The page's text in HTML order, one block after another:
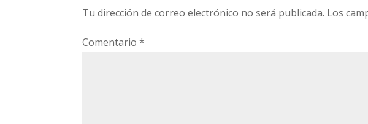
Tu dirección de correo electrónico no será publicada. Los
Comentario*